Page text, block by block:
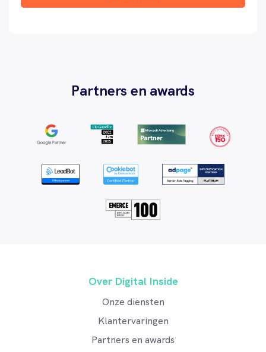
Partners en awards
Over Digital Inside
Onze diensten
Klantervaringen
Partners en awards